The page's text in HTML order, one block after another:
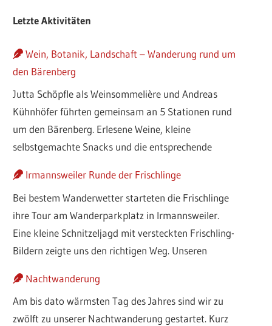
Letzte Aktivitäten
Wein, Botanik, Landschaft – Wanderung rund um
den Bärenberg
Jutta Schöpfle als Weinsommelière und Andreas
Kühnhöfer führten gemeinsam an 5 Stationen rund
um den Bärenberg. Erlesene Weine, kleine
selbstgemachte Snacks und die entsprechende
Irmannsweiler Runde der Frischlinge
Bei bestem Wanderwetter starteten die Frischlinge
ihre Tour am Wanderparkplatz in Irmannsweiler.
Eine kleine Schnitzeljagd mit versteckten Frischling-
Bildern zeigte uns den richtigen Weg. Unseren
Nachtwanderung
Am bis dato wärmsten Tag des Jahres sind wir zu
zwölft zu unserer Nachtwanderung gestartet. Kurz